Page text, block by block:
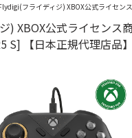
フライディジ) XBOX公式ライセン
) XBOX公式ライセンス
S] 【日本正規代理店品】